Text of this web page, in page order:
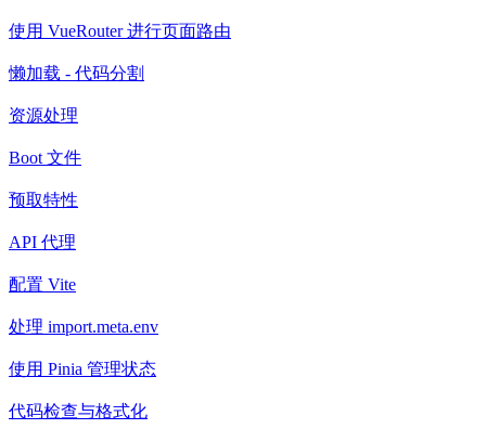
使用 VueRouter 进行页面路由
懒加载 - 代码分割
资源处理
Boot 文件
预取特性
API 代理
配置 Vite
处理 import.meta.env
使用 Pinia 管理状态
代码检查与格式化